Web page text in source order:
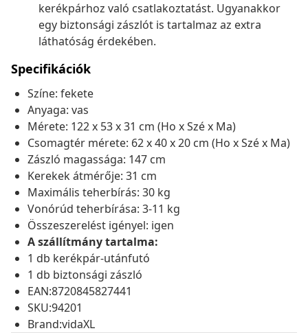
kerékpárhoz való csatlakoztatást. Ugyanakkor
egy biztonsági zászlót is tartalmaz az extra
láthatóság érdekében.
Specifikációk
Színe: fekete
Anyaga: vas
Mérete: 122 x 53 x 31 cm (Ho x Szé x Ma)
Csomagtér mérete: 62 x 40 x 20 cm (Ho x Szé x Ma)
Zászló magassága: 147 cm
Kerekek átmérője: 31 cm
Maximális teherbírás: 30 kg
Vonórúd teherbírása: 3-11 kg
Összeszerelést igényel: igen
A szállítmány tartalma:
1 db kerékpár-utánfutó
1 db biztonsági zászló
EAN:8720845827441
SKU:94201
Brand:vidaXL